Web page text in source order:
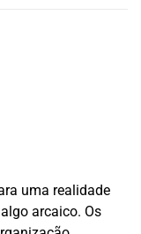
uma realidade
arcaico. Os